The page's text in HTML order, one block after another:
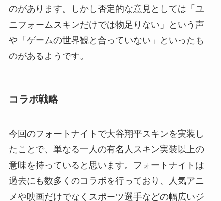
のがあります。しかし否定的な意見としては「ユ
ニフォームスキンだけでは物足りない」という声
や「ゲームの世界観と合っていない」といったも
のがあるようです。
コラボ戦略
今回のフォートナイトで大谷翔平スキンを実装し
たことで、単なる一人の有名人スキン実装以上の
意味を持っていると思います。フォートナイトは
過去にも数多くのコラボを行っており、人気アニ
メや映画だけでなくスポーツ選手などの幅広いジ